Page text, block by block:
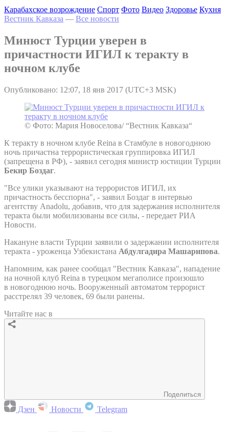
Карабахское возрождение Спорт Фото Видео Здоровье Кухня
Вестник Кавказа — Все новости
Минюст Турции уверен в
причастности ИГИЛ к теракту в
ночном клубе
Опубликовано: 12:07, 18 янв 2017 (UTC+3 MSK)
© Фото: Мария Новоселова/ “Вестник Кавказа“
К теракту в ночном клубе Reina в Стамбуле в новогоднюю
ночь причастна террористическая группировка ИГИЛ
(запрещена в РФ), - заявил сегодня министр юстиции Турции
Бекир Боздаг.
"Все улики указывают на террористов ИГИЛ, их
причастность бесспорна", - заявил Боздаг в интервью
агентству Anadolu, добавив, что для задержания исполнителя
теракта были мобилизованы все силы, - передает РИА
Новости.
Накануне власти Турции заявили о задержании исполнителя
теракта - уроженца Узбекистана Абдулгадира Машарипова.
Напомним, как ранее сообщал "Вестник Кавказа", нападение
на ночной клуб Reina в турецком мегаполисе произошло
в новогоднюю ночь. Вооруженный автоматом террорист
расстрелял 39 человек, 69 были ранены.
Читайте нас в
Поделиться
Дзен Новости Telegram